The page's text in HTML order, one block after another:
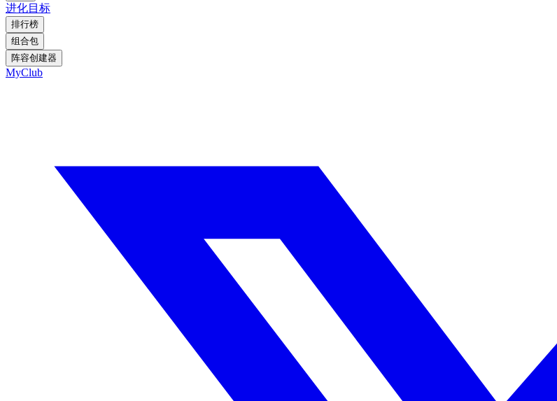
进化目标
排行榜
组合包
阵容创建器
MyClub